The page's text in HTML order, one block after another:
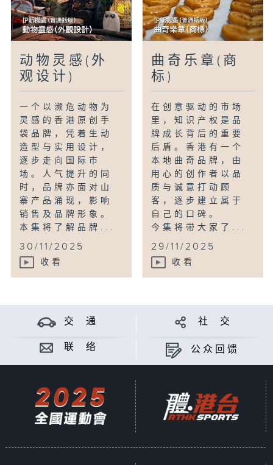
动物灵感(外
观设计)
一个以濒危动物为
灵感的香港原创手
袋品牌，凭着生动
造型与实用设计，
逐步走向国际市
场。人气提升的同
时，品牌亦面对山
寨产品涌现，影响
销售及品牌形象。
本集将了解品牌...
30/11/2025
收看
曲奇乐章(商
标)
在创意驱动的市场
里，知识产权是品
牌成长背后的重要
后盾。香港有一个
本地曲奇品牌，由
用心的创作者以品
质与诚意打动顾
客，逐步建立属于
自己的口碑。
今集将带大家了...
29/11/2025
收看
交 通 社 交
联 络 公众回馈